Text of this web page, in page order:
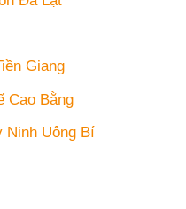
Giang
Cao Bằng
Ninh Uông Bí